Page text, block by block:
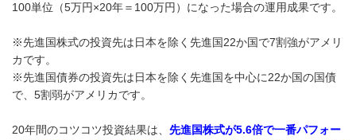
100単位（5万円×20年＝100万円）になった場合の運用成果です。
※先進国株式の投資先は日本を除く先進国22か国で7割強がアメリ
カです。
※先進国債券の投資先は日本を除く先進国を中心に22か国の国債
で、5割弱がアメリカです。
20年間のコツコツ投資結果は、 先進国株式が5.6倍で一番パフォー